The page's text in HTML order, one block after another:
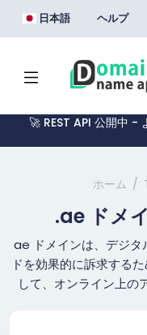
日本語 ヘルプ
🚀 REST API 公開中 -
ホーム
.ae ドメ
ae ドメインは、デジタ
ドを効果的に訴求する
して、オンライン上の